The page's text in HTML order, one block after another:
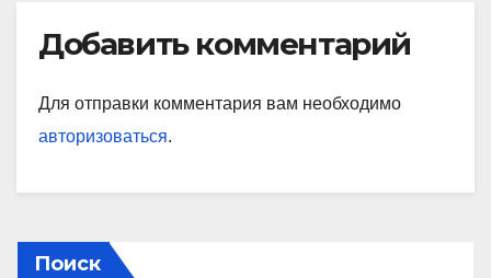
Добавить комментарий
Для отправки комментария вам необходимо
авторизоваться.
Поиск